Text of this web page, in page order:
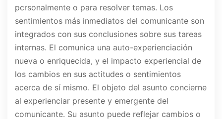
pcrsonalmente o para resolver temas. Los
sentimientos más inmediatos del comunicante son
integrados con sus conclusiones sobre sus tareas
internas. El comunica una auto-experienciación
nueva o enriquecida, y el impacto experiencial de
los cambios en sus actitudes o sentimientos
acerca de sí mismo. El objeto del asunto concierne
al experienciar presente y emergente del
comunicante. Su asunto puede reflejar cambios o